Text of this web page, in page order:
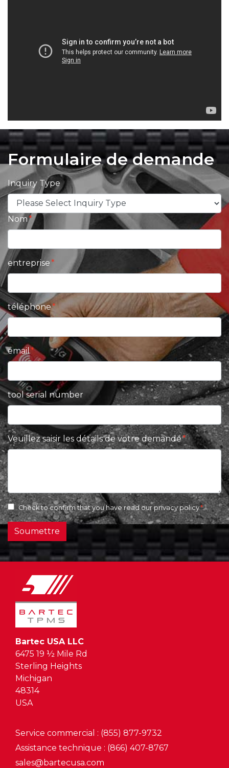
Formulaire de demande
Inquiry Type
Nom
entreprise
téléphone
email
tool serial number
Veuillez saisir les détails de votre demande
Check to confirm that you have read our privacy policy
Soumettre
Bartec USA LLC
6475 19 ½ Mile Rd
Sterling Heights
Michigan
48314
USA
Service commercial : (855) 877-9732
Assistance technique : (866) 407-8767
sales@bartecusa.com